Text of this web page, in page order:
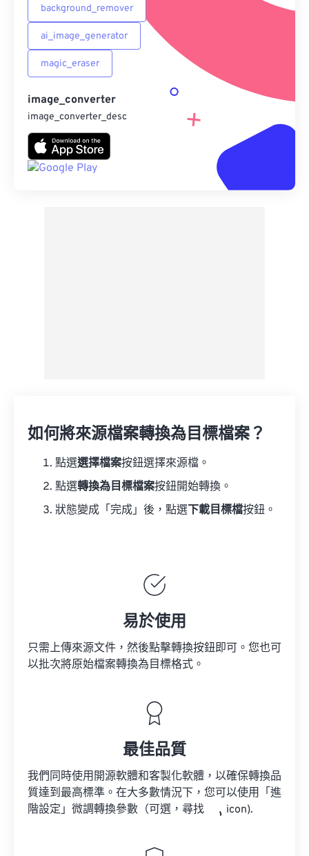
background_remover
ai_image_generator
magic_eraser
image_converter
image_converter_desc
如何將來源檔案轉換為目標檔案？
點選選擇檔案按鈕選擇來源檔。
點選轉換為目標檔案按鈕開始轉換。
狀態變成「完成」後，點選 下載目標檔按鈕。
易於使用
只需上傳來源文件，然後點擊轉換按鈕即可。您也可
以批次將原始檔案轉換為目標格式。
最佳品質
我們同時使用開源軟體和客製化軟體，以確保轉換品
質達到最高標準。在大多數情況下，您可以使用「進
階設定」微調轉換參數（可選，尋找
icon).